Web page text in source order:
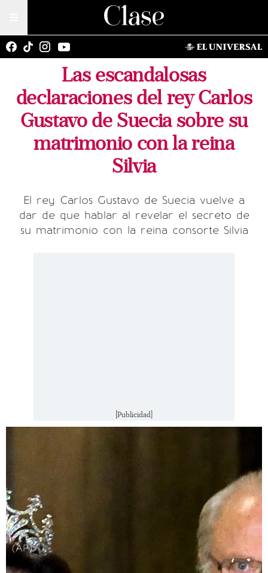
Las escandalosas
declaraciones del rey Carlos
Gustavo de Suecia sobre su
matrimonio con la reina
Silvia
El rey Carlos Gustavo de Suecia vuelve a
dar de que hablar al revelar el secreto de
su matrimonio con la reina consorte Silvia
[Publicidad]
(AP)